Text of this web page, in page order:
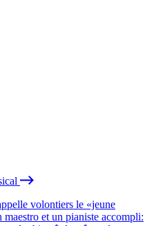
volontiers le «jeune
et un pianiste accompli: